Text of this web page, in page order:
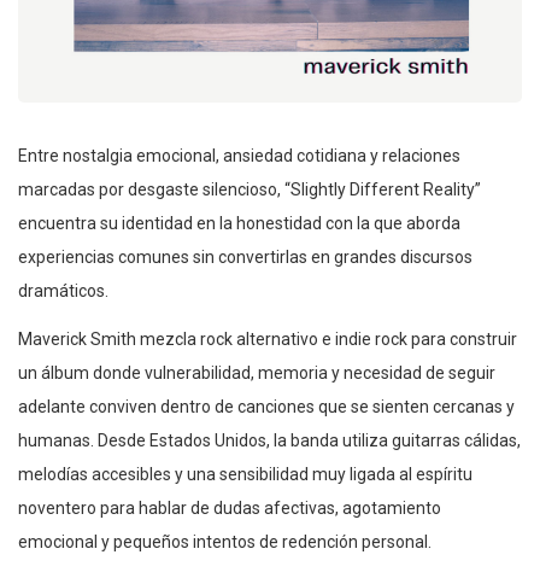
Entre nostalgia emocional, ansiedad cotidiana y relaciones
marcadas por desgaste silencioso, “Slightly Different Reality”
encuentra su identidad en la honestidad con la que aborda
experiencias comunes sin convertirlas en grandes discursos
dramáticos.
Maverick Smith mezcla rock alternativo e indie rock para construir
un álbum donde vulnerabilidad, memoria y necesidad de seguir
adelante conviven dentro de canciones que se sienten cercanas y
humanas. Desde Estados Unidos, la banda utiliza guitarras cálidas,
melodías accesibles y una sensibilidad muy ligada al espíritu
noventero para hablar de dudas afectivas, agotamiento
emocional y pequeños intentos de redención personal.